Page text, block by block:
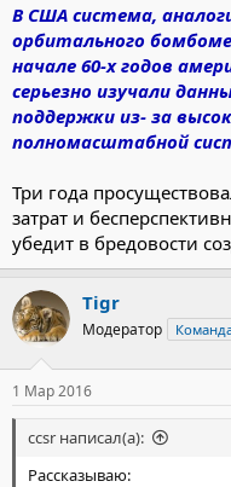
В США система,
орбитального
начале 60-х годов
серьезно изучали
поддержки из- за
полномасштабной
Три года
затрат и
убедит в бредовости
Tigr
Модератор
1 Мар 2016
ccsr написал(а):
Рассказываю: